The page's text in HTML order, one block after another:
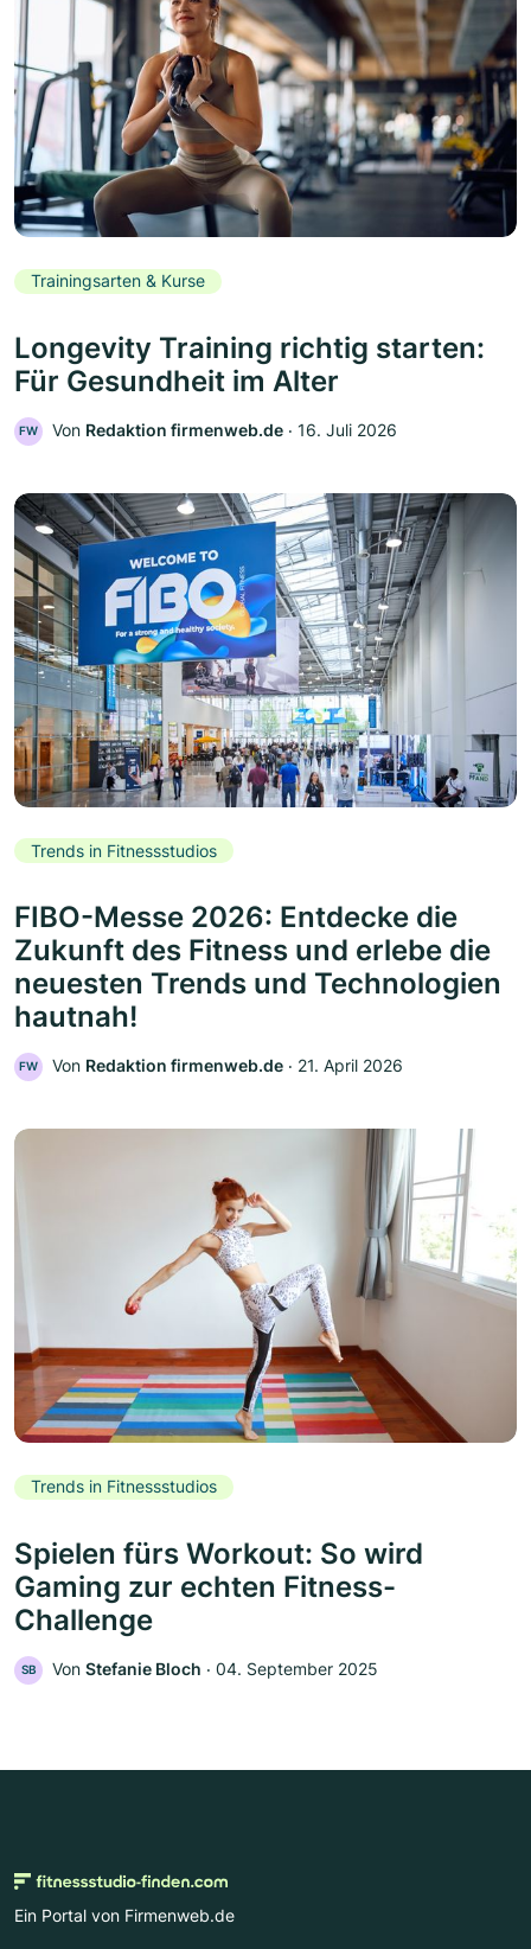
Trainingsarten & Kurse
Longevity Training richtig starten:
Für Gesundheit im Alter
FW Von Redaktion firmenweb.de ‧ 16. Juli 2026
Trends in Fitnessstudios
FIBO-Messe 2026: Entdecke die
Zukunft des Fitness und erlebe die
neuesten Trends und Technologien
hautnah!
FW Von Redaktion firmenweb.de ‧ 21. April 2026
Trends in Fitnessstudios
Spielen fürs Workout: So wird
Gaming zur echten Fitness-
Challenge
SB Von Stefanie Bloch ‧ 04. September 2025
Ein Portal von Firmenweb.de